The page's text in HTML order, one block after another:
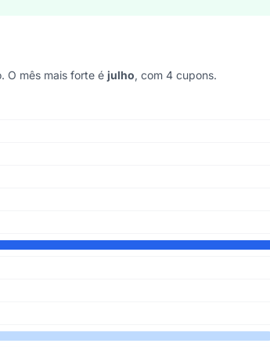
O mês mais forte é julho, com 4 cupons.